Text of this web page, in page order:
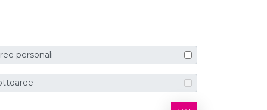
personali